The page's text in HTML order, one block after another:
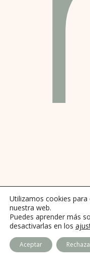
Utilizamos cookies
nuestra web.
Puedes aprender más
desactivarlas en los
Aceptar